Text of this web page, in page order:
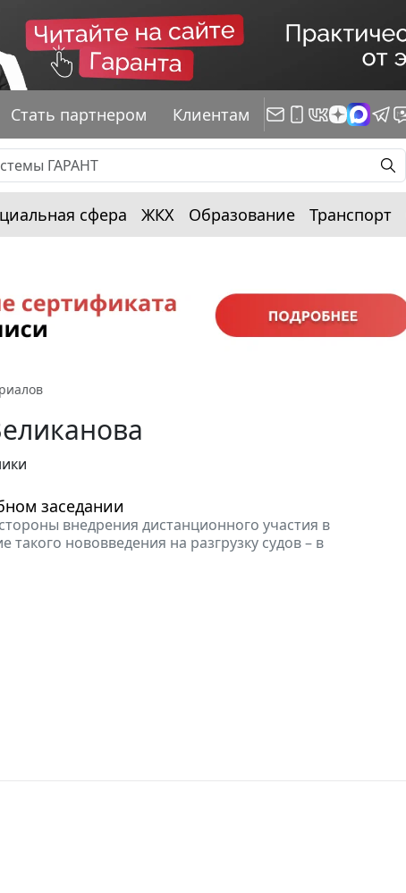
Стать партнером Клиентам
сфера ЖКХ Образование Транспорт
заседании
внедрения дистанционного участия в
такого нововведения на разгрузку судов – в